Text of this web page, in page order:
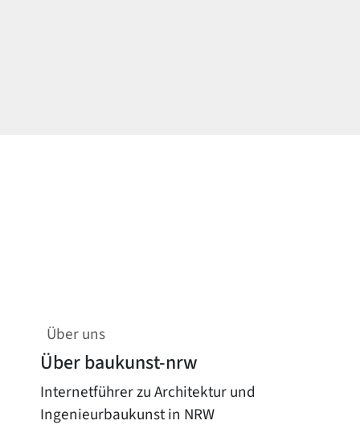
Über uns
Über baukunst-nrw
Internetführer zu Architektur und
Ingenieurbaukunst in NRW